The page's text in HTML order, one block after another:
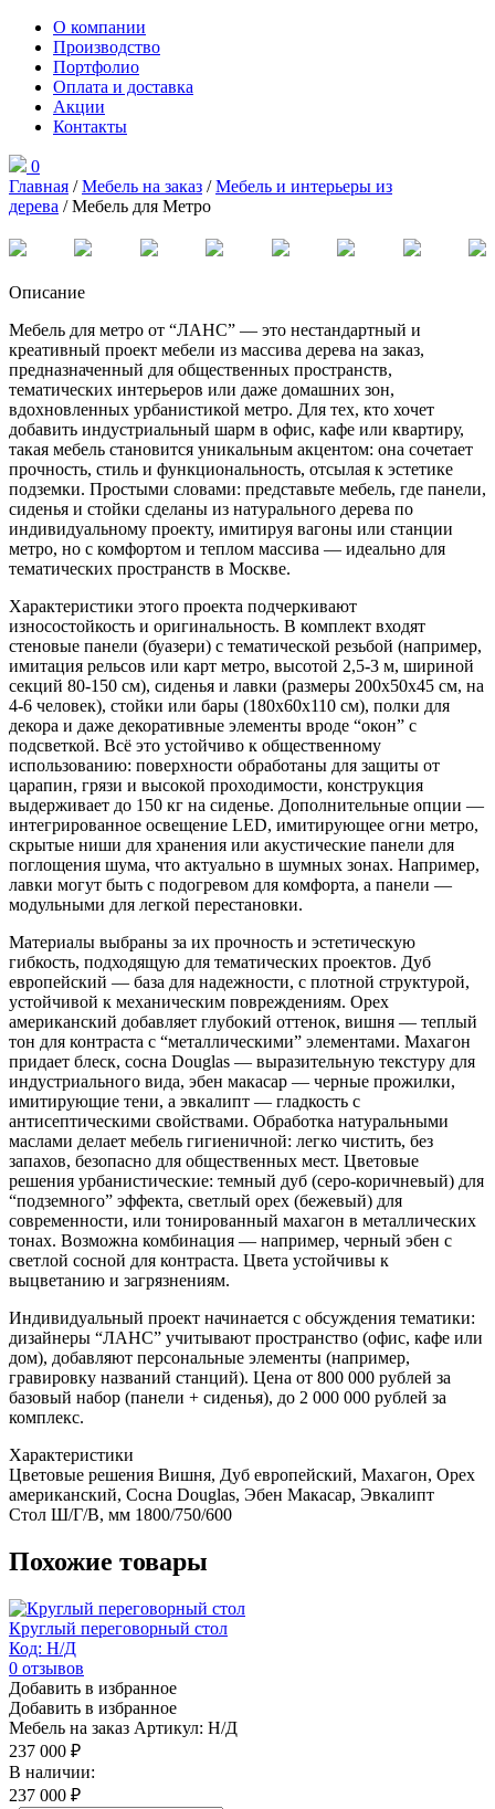
О компании
Производство
Портфолио
Оплата и доставка
Акции
Контакты
0
Главная /Мебель на заказ /Мебель и интерьеры из
дерева / Мебель для Метро
Описание
Мебель для метро от “ЛАНС” — это нестандартный и
креативный проект мебели из массива дерева на заказ,
предназначенный для общественных пространств,
тематических интерьеров или даже домашних зон,
вдохновленных урбанистикой метро. Для тех, кто хочет
добавить индустриальный шарм в офис, кафе или квартиру,
такая мебель становится уникальным акцентом: она сочетает
прочность, стиль и функциональность, отсылая к эстетике
подземки. Простыми словами: представьте мебель, где панели,
сиденья и стойки сделаны из натурального дерева по
индивидуальному проекту, имитируя вагоны или станции
метро, но с комфортом и теплом массива — идеально для
тематических пространств в Москве.
Характеристики этого проекта подчеркивают
износостойкость и оригинальность. В комплект входят
стеновые панели (буазери) с тематической резьбой (например,
имитация рельсов или карт метро, высотой 2,5-3 м, шириной
секций 80-150 см), сиденья и лавки (размеры 200x50x45 см, на
4-6 человек), стойки или бары (180x60x110 см), полки для
декора и даже декоративные элементы вроде “окон” с
подсветкой. Всё это устойчиво к общественному
использованию: поверхности обработаны для защиты от
царапин, грязи и высокой проходимости, конструкция
выдерживает до 150 кг на сиденье. Дополнительные опции —
интегрированное освещение LED, имитирующее огни метро,
скрытые ниши для хранения или акустические панели для
поглощения шума, что актуально в шумных зонах. Например,
лавки могут быть с подогревом для комфорта, а панели —
модульными для легкой перестановки.
Материалы выбраны за их прочность и эстетическую
гибкость, подходящую для тематических проектов. Дуб
европейский — база для надежности, с плотной структурой,
устойчивой к механическим повреждениям. Орех
американский добавляет глубокий оттенок, вишня — теплый
тон для контраста с “металлическими” элементами. Махагон
придает блеск, сосна Douglas — выразительную текстуру для
индустриального вида, эбен макасар — черные прожилки,
имитирующие тени, а эвкалипт — гладкость с
антисептическими свойствами. Обработка натуральными
маслами делает мебель гигиеничной: легко чистить, без
запахов, безопасно для общественных мест. Цветовые
решения урбанистические: темный дуб (серо-коричневый) для
“подземного” эффекта, светлый орех (бежевый) для
современности, или тонированный махагон в металлических
тонах. Возможна комбинация — например, черный эбен с
светлой сосной для контраста. Цвета устойчивы к
выцветанию и загрязнениям.
Индивидуальный проект начинается с обсуждения тематики:
дизайнеры “ЛАНС” учитывают пространство (офис, кафе или
дом), добавляют персональные элементы (например,
гравировку названий станций). Цена от 800 000 рублей за
базовый набор (панели + сиденья), до 2 000 000 рублей за
комплекс.
Характеристики
Цветовые решения Вишня, Дуб европейский, Махагон, Орех
американский, Сосна Douglas, Эбен Макасар, Эвкалипт
Стол Ш/Г/В, мм 1800/750/600
Похожие товары
Круглый переговорный стол
Код: Н/Д
0 отзывов
Добавить в избранное
Добавить в избранное
Мебель на заказ Артикул: Н/Д
237 000 ₽
В наличии:
237 000 ₽